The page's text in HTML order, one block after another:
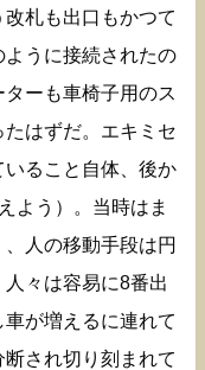
札も出口もかつて
うに接続されたの
ーも車椅子用のス
はずだ。エキミセ
ること自体、後か
よう）。当時はま
人の移動手段は円
々は容易に8番出
が増えるに連れて
され切り刻まれて